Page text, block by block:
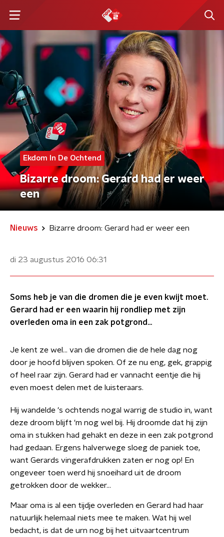
Ekdom In De Ochtend
Bizarre droom: Gerard had er weer
een
Nieuws Bizarre droom: Gerard had er weer een
di 23 augustus 2016 06:31
Soms heb je van die dromen die je even kwijt moet.
Gerard had er een waarin hij rondliep met zijn
overleden oma in een zak potgrond...
Je kent ze wel... van die dromen die de hele dag nog
door je hoofd blijven spoken. Of ze nu eng, gek, grappig
of heel raar zijn. Gerard had er vannacht eentje die hij
even moest delen met de luisteraars.
Hij wandelde 's ochtends nogal warrig de studio in, want
deze droom blijft 'm nog wel bij. Hij droomde dat hij zijn
oma in stukken had gehakt en deze in een zak potgrond
had gedaan. Ergens halverwege sloeg de paniek toe,
want Gerards vingerafdrukken zaten er nog op! En
ongeveer toen werd hij snoeihard uit de droom
getrokken door de wekker...
Maar oma is al een tijdje overleden en Gerard had haar
natuurlijk helemaal niets mee te maken. Wat hij wel
bedacht, is dat de urn nog bij het uitvaartcentrum